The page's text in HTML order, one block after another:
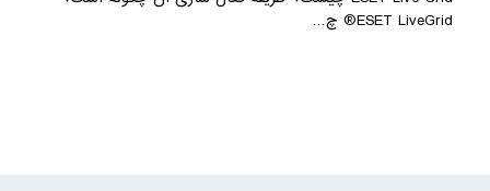
ESET LiveGrid® چ…